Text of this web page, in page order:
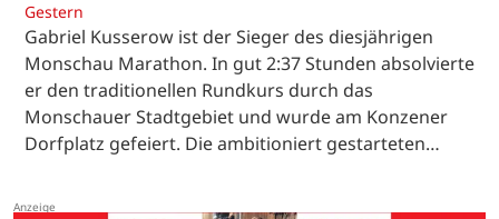
Gestern
Gabriel Kusserow ist der Sieger des diesjährigen
Monschau Marathon. In gut 2:37 Stunden absolvierte
er den traditionellen Rundkurs durch das
Monschauer Stadtgebiet und wurde am Konzener
Dorfplatz gefeiert. Die ambitioniert gestarteten…